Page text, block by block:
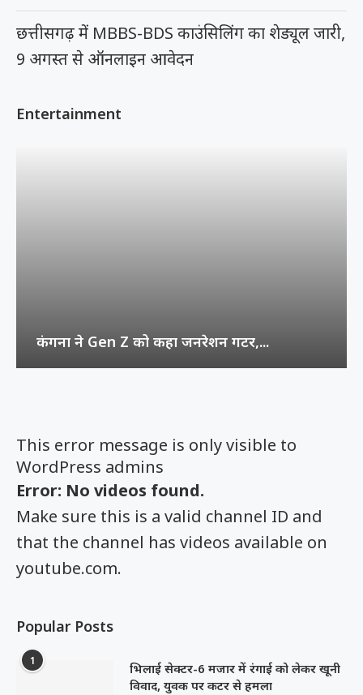
This error message is only visible to
WordPress admins
Error: No videos found.
Make sure this is a valid channel ID and
that the channel has videos available on
youtube.com.
Popular Posts
1
भिलाई सेक्टर-6 मजार में रंगाई को लेकर खूनी
विवाद, युवक पर कटर से हमला
छत्तीसगढ़ में MBBS-BDS काउंसिलिंग का शेड्यूल जारी,
9 अगस्त से ऑनलाइन आवेदन
Entertainment
कंगना ने Gen Z को कहा जनरेशन गटर,...